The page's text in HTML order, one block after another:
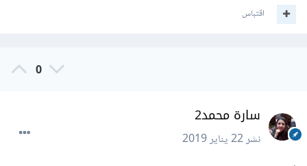
اقتباس
0
سارة محمد2
نشر22 يناير 2019